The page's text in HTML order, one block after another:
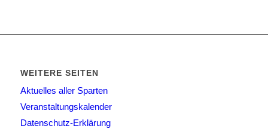
WEITERE SEITEN
Aktuelles aller Sparten
Veranstaltungskalender
Datenschutz-Erklärung